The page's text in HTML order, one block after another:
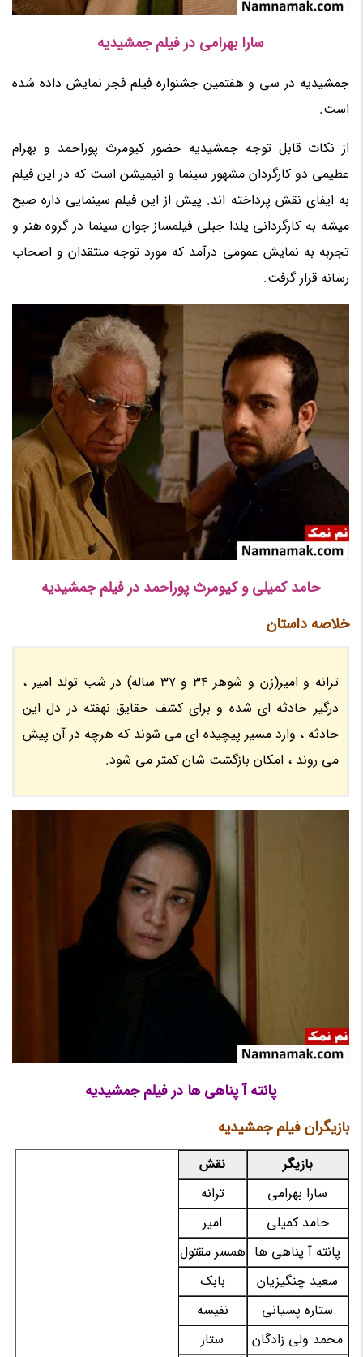
سارا بهرامی در فیلم جمشیدیه
جمشیدیه در سی و هفتمین جشنواره فیلم فجر نمایش داده شده
است.
از نکات قابل توجه جمشیدیه حضور کیومرث پوراحمد و بهرام
عظیمی دو کارگردان مشهور سینما و انیمیشن است که در این فیلم
به ایفای نقش پرداخته اند. پیش از این فیلم سینمایی داره صبح
میشه به کارگردانی یلدا جبلی فیلمساز جوان سینما در گروه هنر و
تجربه به نمایش عمومی درآمد که مورد توجه منتقدان و اصحاب
رسانه قرار گرفت.
حامد کمیلی و کیومرث پوراحمد در فیلم جمشیدیه
خلاصه داستان
ترانه و امیر(زن و شوهر 34 و 37 ساله) در شب تولد امیر ،
درگیر حادثه ای شده و برای کشف حقایق نهفته در دل این
حادثه ، وارد مسیر پیچیده ای می شوند که هرچه در آن پیش
می روند ، امکان بازگشت شان کمتر می شود.
پانته آ پناهی ها در فیلم جمشیدیه
بازیگران فیلم جمشیدیه
بازیگر
نقش
سارا بهرامی
ترانه
حامد کمیلی
امیر
پانته آ پناهی ها همسر مقتول
سعید چنگیزیان
بابک
ستاره پسیانی
نفیسه
محمد ولی زادگان
ستار